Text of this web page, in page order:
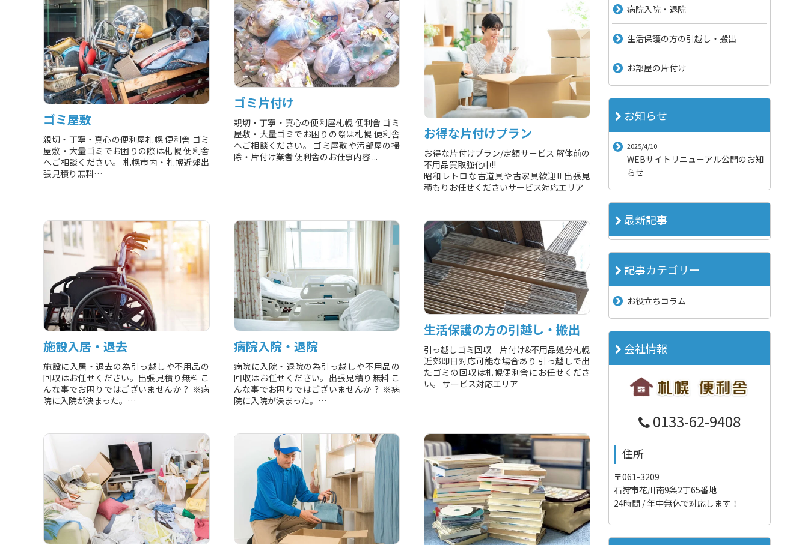
ゴミ屋敷
親切・丁寧・真心の便利屋札幌 便利舎 ゴミ
屋敷・大量ゴミでお困りの際は札幌 便利舎
へご相談ください。 札幌市内・札幌近郊出
張見積り無料
ゴミ片付け
親切・丁寧・真心の便利屋札幌 便利舎 ゴミ
屋敷・大量ゴミでお困りの際は札幌 便利舎
へご相談ください。 ゴミ屋敷や汚部屋の掃
除・片付け業者 便利舎のお仕事内容 ...
お得な片付けプラン
お得な片付けプラン/定額サービス 解体前の
不用品買取強化中!!
昭和レトロな古道具や古家具歓迎!! 出張見
積もりお任せくださいサービス対応エリア
施設入居・退去
施設に入居・退去の為引っ越しや不用品の
回収はお任せください。出張見積り無料 こ
んな事でお困りではございませんか？ ※病
院に入院が決まった。
病院入院・退院
病院に入院・退院の為引っ越しや不用品の
回収はお任せください。出張見積り無料 こ
んな事でお困りではございませんか？ ※病
院に入院が決まった。
生活保護の方の引越し・搬出
引っ越しゴミ回収 片付け&不用品処分札幌
近郊即日対応可能な場合あり 引っ越しで出
たゴミの回収は札幌便利舎にお任せくださ
い。 サービス対応エリア
病院入院・退院
生活保護の方の引越し・搬出
お部屋の片付け
お知らせ
2025/4/10
WEBサイトリニューアル公開のお知
らせ
最新記事
記事カテゴリー
お役立ちコラム
会社情報
0133-62-9408
住所
〒061-3209
石狩市花川南9条2丁65番地
24時間 / 年中無休で対応します！